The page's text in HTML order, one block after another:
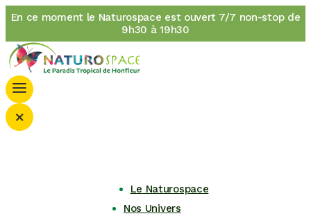
En ce moment le Naturospace est ouvert 7/7 non-stop de
9h30 à 19h30
×
Le Naturospace
Nos Univers